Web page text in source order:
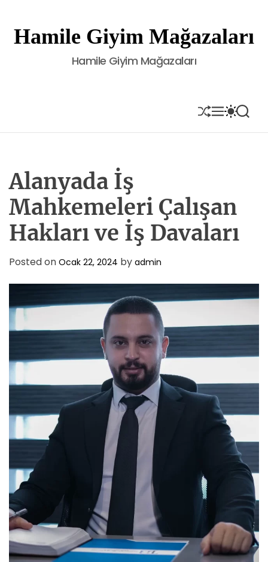
t
Hamile Giyim Mağazaları
Hamile Giyim Mağazaları
S
H
U
M
E
N
S
W
I
O
R
M
O
S
E
A
Alanyada İş
Mahkemeleri Çalışan
Hakları ve İş Davaları
Posted on Ocak 22, 2024 by admin